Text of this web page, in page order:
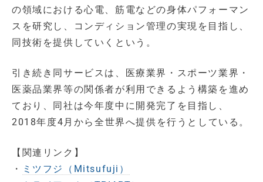
の領域における心電、筋電などの身体パフォーマン
スを研究し、コンディション管理の実現を目指し、
同技術を提供していくという。
引き続き同サービスは、医療業界・スポーツ業界・
医薬品業界等の関係者が利用できるよう構築を進め
ており、同社は今年度中に開発完了を目指し、
2018年度4月から全世界へ提供を行うとしている。
【関連リンク】
・
ミツフジ（Mitsufuji）